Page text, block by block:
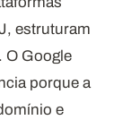
estruturam
O Google
porque a
e